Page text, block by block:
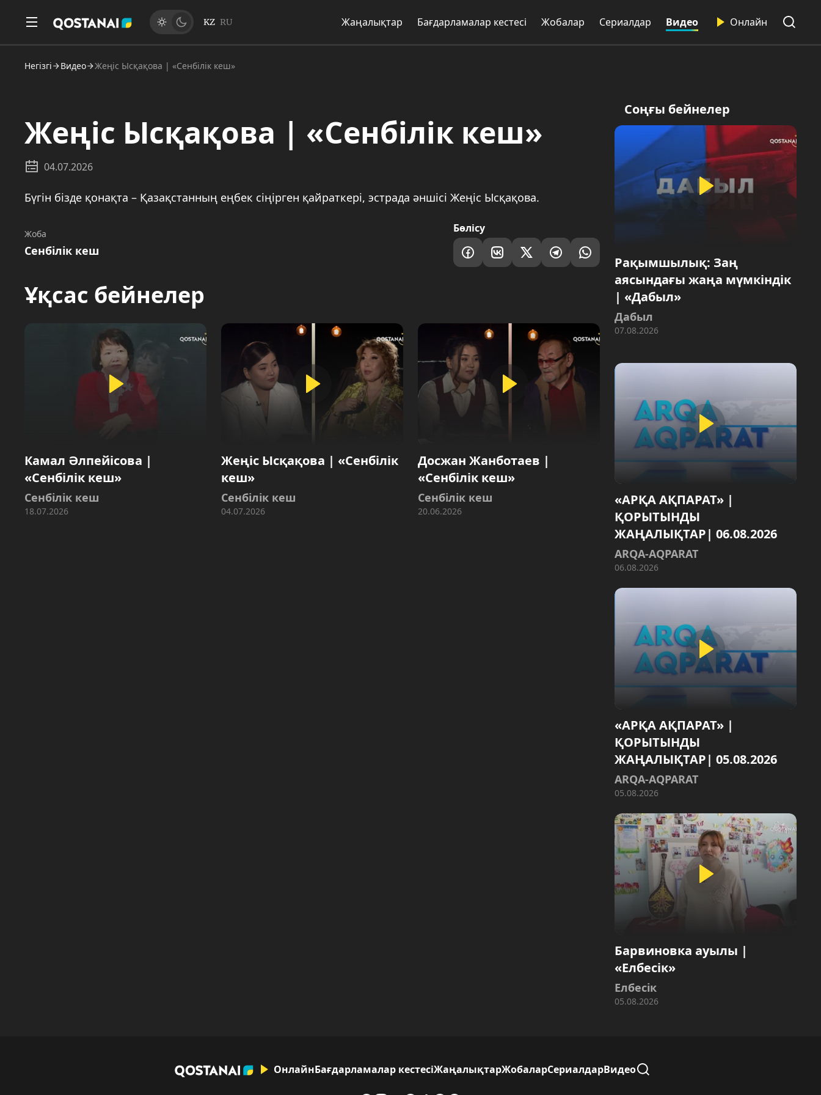
KZ RU Жаңалықтар Бағдарламалар кестесі Жобалар Сериалдар Видео Онлайн
Негізгі Видео Жеңіс Ысқақова | «Сенбілік кеш»
Жеңіс Ысқақова | «Сенбілік кеш»
04.07.2026
Бүгін бізде қонақта – Қазақстанның еңбек сіңірген қайраткері, эстрада әншісі Жеңіс Ысқақова.
Жоба
Сенбілік кеш
Бөлісу
Ұқсас бейнелер
Камал Әлпейісова |
«Сенбілік кеш»
Сенбілік кеш
18.07.2026
Жеңіс Ысқақова | «Сенбілік
кеш»
Сенбілік кеш
04.07.2026
Досжан Жанботаев |
«Сенбілік кеш»
Сенбілік кеш
20.06.2026
Соңғы бейнелер
Рақымшылық: Заң
аясындағы жаңа мүмкіндік
| «Дабыл»
Дабыл
07.08.2026
«АРҚА АҚПАРАТ» |
ҚОРЫТЫНДЫ
ЖАҢАЛЫҚТАР| 06.08.2026
ARQA-AQPARAT
06.08.2026
«АРҚА АҚПАРАТ» |
ҚОРЫТЫНДЫ
ЖАҢАЛЫҚТАР| 05.08.2026
ARQA-AQPARAT
05.08.2026
Барвиновка ауылы |
«Елбесік»
Елбесік
05.08.2026
ОнлайнБағдарламалар кестесіЖаңалықтарЖобаларСериалдарВидео